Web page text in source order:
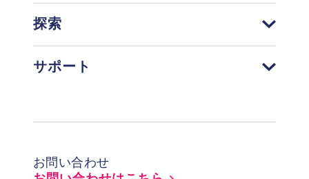
探索
サポート
お問い合わせ